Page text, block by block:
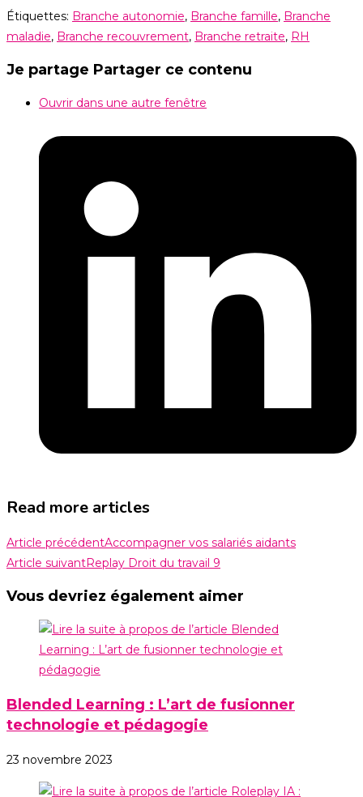
Étiquettes: Branche autonomie, Branche famille, Branche
maladie, Branche recouvrement, Branche retraite, RH
Je partage Partager ce contenu
Ouvrir dans une autre fenêtre
Read more articles
Article précédentAccompagner vos salariés aidants
Article suivantReplay Droit du travail 9
Vous devriez également aimer
Blended Learning : L’art de fusionner
technologie et pédagogie
23 novembre 2023